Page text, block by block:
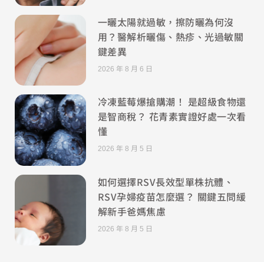
一曬太陽就過敏，擦防曬為何沒
用？醫解析曬傷、熱疹、光過敏關
鍵差異
2026 年 8 月 6 日
冷凍藍莓爆搶購潮！ 是超級食物還
是智商稅？ 花青素實證好處一次看
懂
2026 年 8 月 5 日
如何選擇RSV長效型單株抗體、
RSV孕婦疫苗怎麼選？ 關鍵五問緩
解新手爸媽焦慮
2026 年 8 月 5 日